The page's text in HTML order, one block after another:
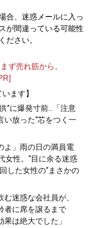
合、迷惑メールに入っ
が間違っている可能性
ださい。
ず売れ筋から。
ます】
”に爆発寸前...「注意
い放った“芯をつく一
よ」雨の日の満員電
女性。“目に余る迷惑
した女性の“まさかの
迷惑な会社員が、
者に席を譲るまで
果は絶大でした」